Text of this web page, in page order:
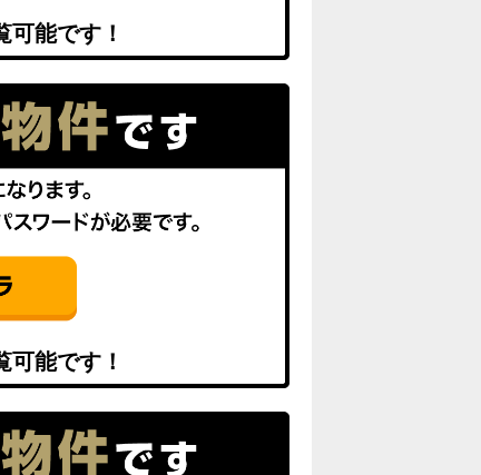
可能です！
可能です！